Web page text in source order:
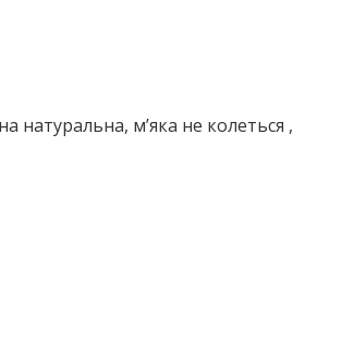
натуральна, мʼяка не колеться ,